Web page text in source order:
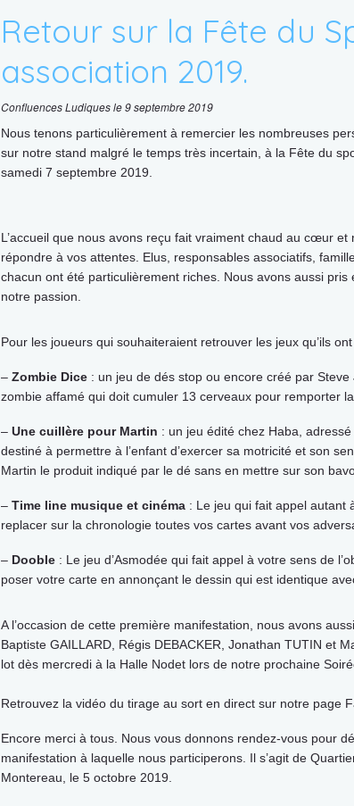
Retour sur la Fête du
association 2019.
Confluences Ludiques le 9 septembre 2019
Nous tenons particulièrement à remercier les nombreuses
sur notre stand malgré le temps très incertain, à la Fête du
samedi 7 septembre 2019.
L’accueil que nous avons reçu fait vraiment chaud au cœur
répondre à vos attentes. Elus, responsables associatifs,
chacun ont été particulièrement riches. Nous avons aussi
notre passion.
Pour les joueurs qui souhaiteraient retrouver les jeux qu’ils
– Zombie Dice : un jeu de dés stop ou encore créé par
zombie affamé qui doit cumuler 13 cerveaux pour remporter
– Une cuillère pour Martin : un jeu édité chez Haba,
destiné à permettre à l’enfant d’exercer sa motricité et son
Martin le produit indiqué par le dé sans en mettre sur son
– Time line musique et cinéma : Le jeu qui fait appel autant
replacer sur la chronologie toutes vos cartes avant vos
– Dooble : Le jeu d’Asmodée qui fait appel à votre sens de
poser votre carte en annonçant le dessin qui est identique
A l’occasion de cette première manifestation, nous avons
Baptiste GAILLARD, Régis DEBACKER, Jonathan TUTIN et
lot dès mercredi à la Halle Nodet lors de notre prochaine
Retrouvez la vidéo du tirage au sort en direct sur notre page
Encore merci à tous. Nous vous donnons rendez-vous pour
manifestation à laquelle nous participerons. Il s’agit de
Montereau, le 5 octobre 2019.